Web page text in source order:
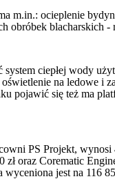
m.in.: ocieplenie
obróbek blacharskich -
ciepłej wody
na ledowe i
pojawić się też ma
PS Projekt,
zł oraz Corematic
jest na 116